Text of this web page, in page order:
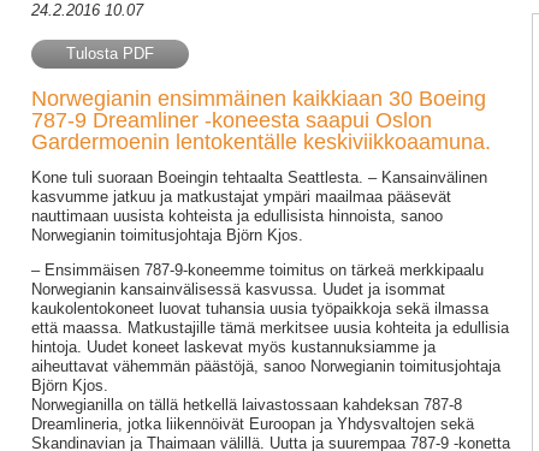
24.2.2016 10.07
Tulosta PDF
Norwegianin ensimmäinen kaikkiaan 30 Boeing
787-9 Dreamliner -koneesta saapui Oslon
Gardermoenin lentokentälle keskiviikkoaamuna.
Kone tuli suoraan Boeingin tehtaalta Seattlesta. – Kansainvälinen
kasvumme jatkuu ja matkustajat ympäri maailmaa pääsevät
nauttimaan uusista kohteista ja edullisista hinnoista, sanoo
Norwegianin toimitusjohtaja Björn Kjos.
– Ensimmäisen 787-9-koneemme toimitus on tärkeä merkkipaalu
Norwegianin kansainvälisessä kasvussa. Uudet ja isommat
kaukolentokoneet luovat tuhansia uusia työpaikkoja sekä ilmassa
että maassa. Matkustajille tämä merkitsee uusia kohteita ja edullisia
hintoja. Uudet koneet laskevat myös kustannuksiamme ja
aiheuttavat vähemmän päästöjä, sanoo Norwegianin toimitusjohtaja
Björn Kjos.
Norwegianilla on tällä hetkellä laivastossaan kahdeksan 787-8
Dreamlineria, jotka liikennöivät Euroopan ja Yhdysvaltojen sekä
Skandinavian ja Thaimaan välillä. Uutta ja suurempaa 787-9 -konetta